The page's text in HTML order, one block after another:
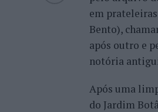
em
Bento),
após outro e
notória
Após uma
do Jardim